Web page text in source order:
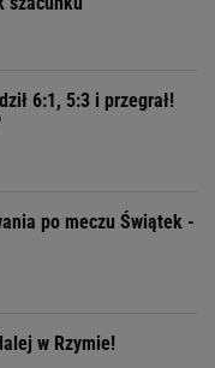
6:1, 5:3 i przegrał!
po meczu Świątek -
w Rzymie!